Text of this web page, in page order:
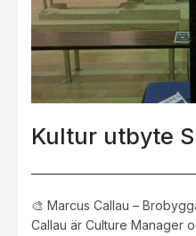
Kultur utbyte
🎨 Marcus Callau –
Callau är Culture Manager